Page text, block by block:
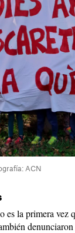
ACN
es la primera vez
denunciaron